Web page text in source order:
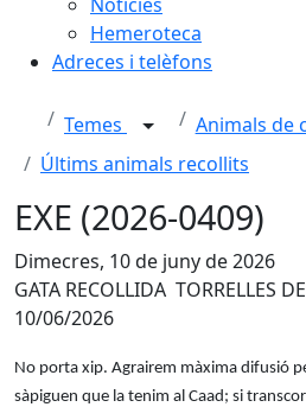
Hemeroteca
Adreces i telèfons
Temes
Animals de
Últims animals recollits
EXE (2026-0409)
Dimecres, 10 de juny de 2026
GATA RECOLLIDA TORRELLES
10/06/2026
No porta xip. Agrairem màxima difusió
sàpiguen que la tenim al Caad; si